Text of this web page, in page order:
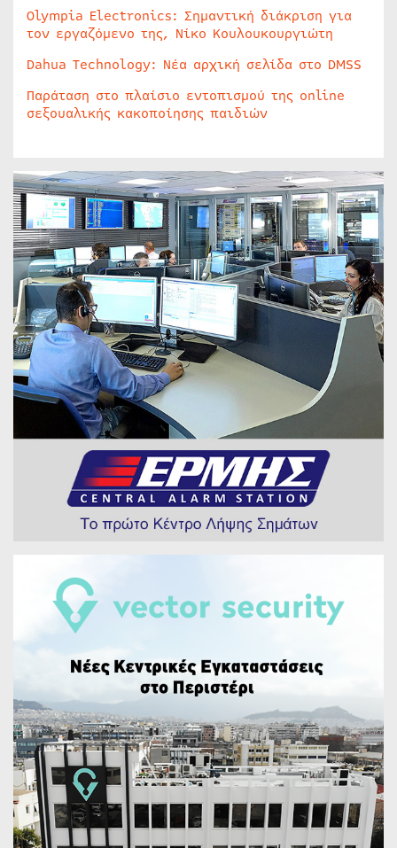
Olympia Electronics: Σημαντική διάκριση για
τον εργαζόμενο της, Νίκο Κουλουκουργιώτη
Dahua Technology: Νέα αρχική σελίδα στο DMSS
Παράταση στο πλαίσιο εντοπισμού της online
σεξουαλικής κακοποίησης παιδιών